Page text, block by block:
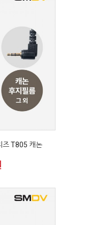
즈 T805 캐논